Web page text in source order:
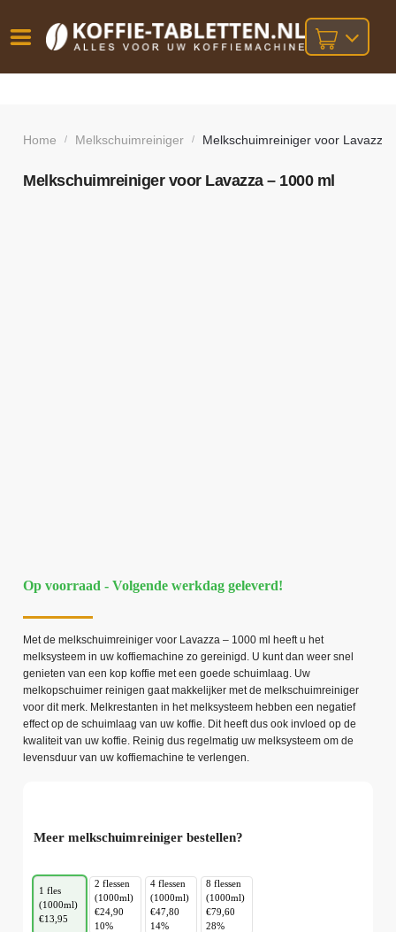
besteld,
volgende
bij orders
boven
Home / Melkschuimreiniger / Melkschuimreiniger voor Lavazza
Melkschuimreiniger voor Lavazza – 1000 ml
Op voorraad - Volgende werkdag geleverd!
Met de melkschuimreiniger voor Lavazza – 1000 ml heeft u het
melksysteem in uw koffiemachine zo gereinigd. U kunt dan weer snel
genieten van een kop koffie met een goede schuimlaag. Uw
melkopschuimer reinigen gaat makkelijker met de melkschuimreiniger
voor dit merk. Melkrestanten in het melksysteem hebben een negatief
effect op de schuimlaag van uw koffie. Dit heeft dus ook invloed op de
kwaliteit van uw koffie. Reinig dus regelmatig uw melksysteem om de
levensduur van uw koffiemachine te verlengen.
Meer melkschuimreiniger bestellen?
1 fles
(1000ml)
€13,95
2 flessen
(1000ml)
€24,90
10%
4 flessen
(1000ml)
€47,80
14%
8 flessen
(1000ml)
€79,60
28%